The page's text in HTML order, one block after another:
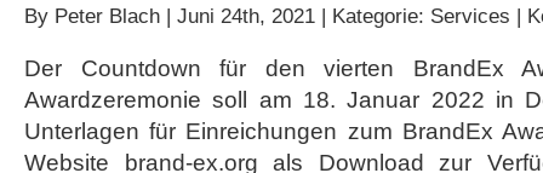
By Peter Blach | Juni 24th, 2021 | Kategorie: Services |
Der Countdown für den vierten BrandEx
Awardzeremonie soll am 18. Januar 2022 in
Unterlagen für Einreichungen zum BrandEx
Website brand-ex.org als Download zur